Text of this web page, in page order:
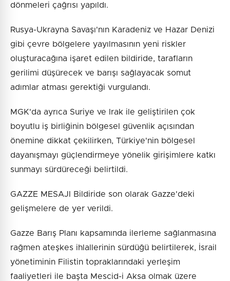
dönmeleri çağrısı yapıldı.
Rusya-Ukrayna Savaşı'nın Karadeniz ve Hazar Denizi
gibi çevre bölgelere yayılmasının yeni riskler
oluşturacağına işaret edilen bildiride, tarafların
gerilimi düşürecek ve barışı sağlayacak somut
adımlar atması gerektiği vurgulandı.
MGK'da ayrıca Suriye ve Irak ile geliştirilen çok
boyutlu iş birliğinin bölgesel güvenlik açısından
önemine dikkat çekilirken, Türkiye'nin bölgesel
dayanışmayı güçlendirmeye yönelik girişimlere katkı
sunmayı sürdüreceği belirtildi.
GAZZE MESAJI Bildiride son olarak Gazze'deki
gelişmelere de yer verildi.
Gazze Barış Planı kapsamında ilerleme sağlanmasına
rağmen ateşkes ihlallerinin sürdüğü belirtilerek, İsrail
yönetiminin Filistin topraklarındaki yerleşim
faaliyetleri ile başta Mescid-i Aksa olmak üzere